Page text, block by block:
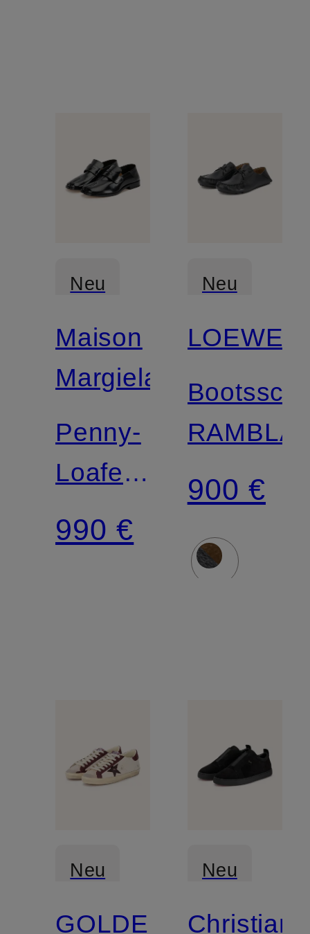
Neu
Maison
Margiela
Penny-
Loafer
TABI
990 €
Neu
LOEWE
RAMBLA
900 €
Neu
GOLDEN
Neu
Christian